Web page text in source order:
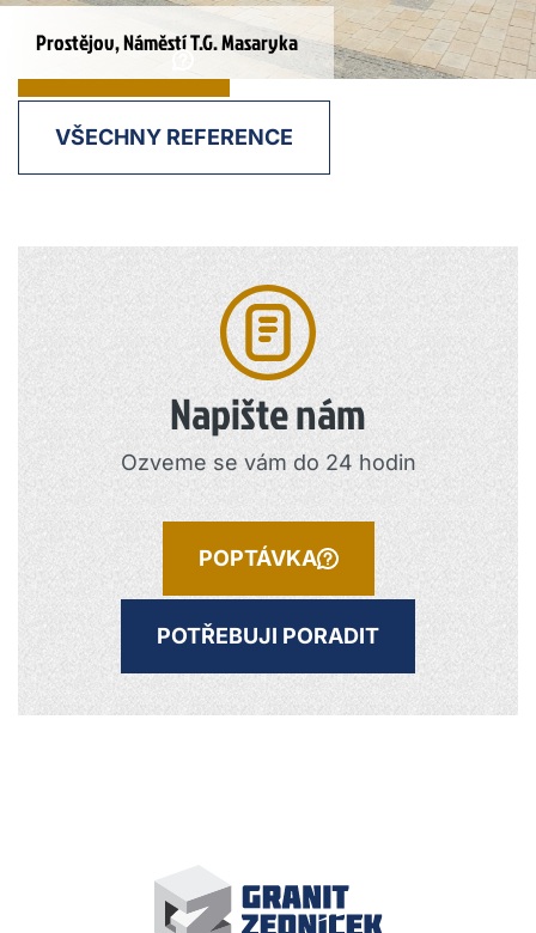
Prostějov, Náměstí T.G. Masaryka
POPTÁVKA
VŠECHNY REFERENCE
Napište nám
Ozveme se vám do 24 hodin
POPTÁVKA
POTŘEBUJI PORADIT